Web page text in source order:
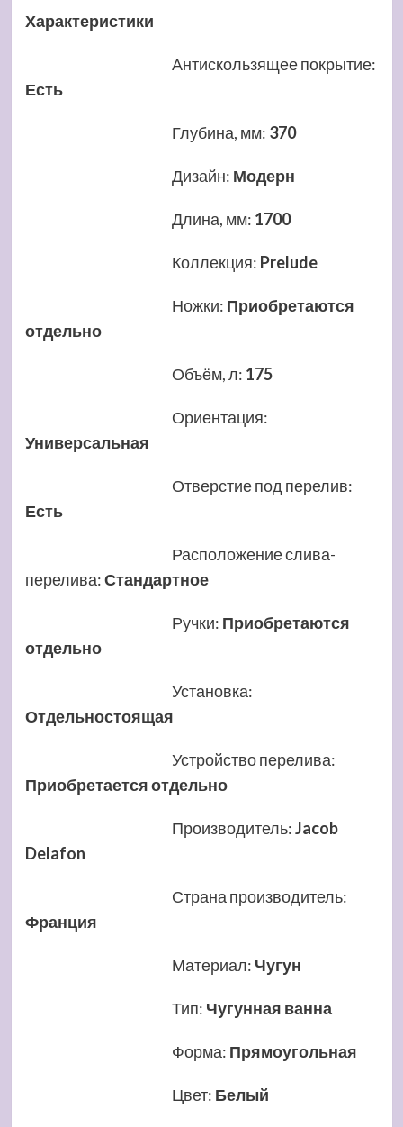
Характеристики
Антискользящее покрытие:
Есть
Глубина, мм: 370
Дизайн: Модерн
Длина, мм: 1700
Коллекция: Prelude
Ножки: Приобретаются
отдельно
Объём, л: 175
Ориентация:
Универсальная
Отверстие под перелив:
Есть
Расположение слива-
перелива:Стандартное
Ручки: Приобретаются
отдельно
Установка:
Отдельностоящая
Устройство перелива:
Приобретается отдельно
Производитель:Jacob
Delafon
Страна производитель:
Франция
Материал: Чугун
Тип: Чугунная ванна
Форма: Прямоугольная
Цвет: Белый